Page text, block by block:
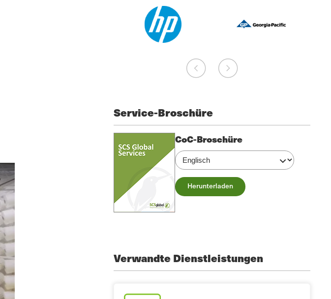
Service-Broschüre
CoC-Broschüre
Herunterladen
Verwandte Dienstleistungen